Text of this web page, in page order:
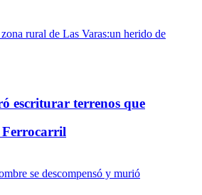
escriturar terrenos que
Ferrocarril